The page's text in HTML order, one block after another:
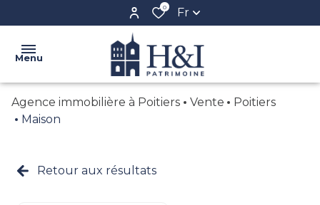
0 Fr
Menu
ACCUEIL
NOS
Agence immobilière à Poitiers Vente
Poitiers
Maison
Retour aux résultats